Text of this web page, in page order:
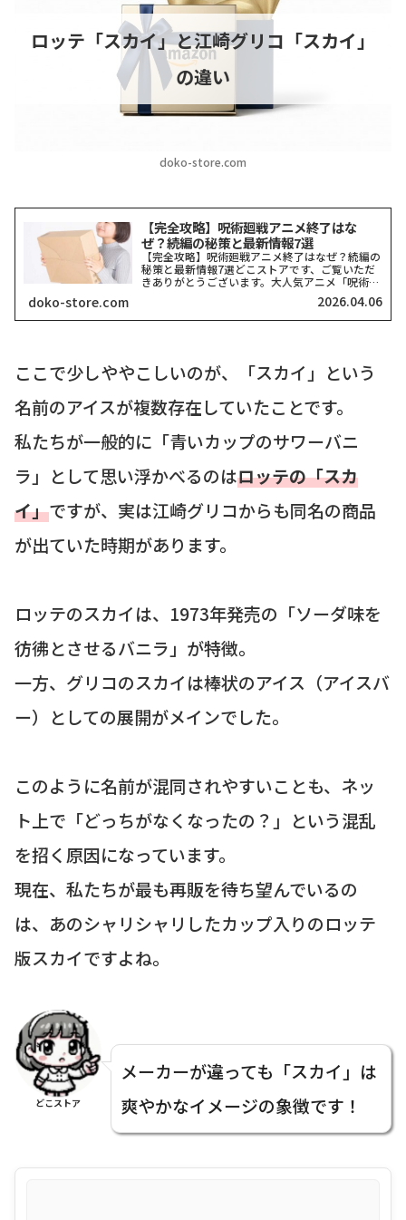
doko-store.com
ロッテ「スカイ」と江崎グリコ「スカイ」
の違い
【完全攻略】呪術廻戦アニメ終了はな
ぜ？続編の秘策と最新情報7選
【完全攻略】呪術廻戦アニメ終了はなぜ？続編の
秘策と最新情報7選どこストアです、ご覧いただ
きありがとうございます。大人気アニメ「呪術廻
戦」の放送が一旦区切りを迎え、ネット上では
「なぜ終了したの？」「もう続きは見られない
の？」と悲しみの声が広が...
doko-store.com 2026.04.06
ここで少しややこしいのが、「スカイ」という
名前のアイスが複数存在していたことです。
私たちが一般的に「青いカップのサワーバニ
ラ」として思い浮かべるのはロッテの「スカ
イ」ですが、実は江崎グリコからも同名の商品
が出ていた時期があります。
ロッテのスカイは、1973年発売の「ソーダ味を
彷彿とさせるバニラ」が特徴。
一方、グリコのスカイは棒状のアイス（アイスバ
ー）としての展開がメインでした。
このように名前が混同されやすいことも、ネッ
ト上で「どっちがなくなったの？」という混乱
を招く原因になっています。
現在、私たちが最も再販を待ち望んでいるの
は、あのシャリシャリしたカップ入りのロッテ
版スカイですよね。
どこストア
メーカーが違っても「スカイ」は
爽やかなイメージの象徴です！